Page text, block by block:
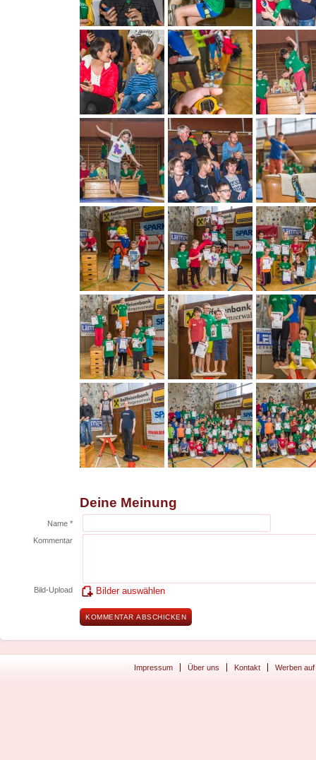
Deine Meinung
Name *
Kommentar
Bild-Upload Bilder auswählen
Impressum Über uns Kontakt Werben